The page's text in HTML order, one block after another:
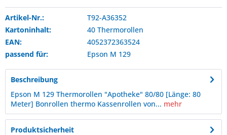
Artikel-Nr.:
T92-A36352
Kartoninhalt:
40 Thermorollen
EAN:
4052372363524
passend für:
Epson M 129
Beschreibung
Epson M 129 Thermorollen "Apotheke" 80/80 [Länge: 80
Meter] Bonrollen thermo Kassenrollen von... mehr
Produktsicherheit